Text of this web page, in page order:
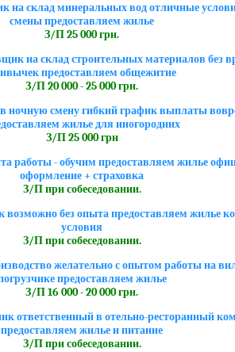
на склад минеральных вод отличные
смены предоставляем жилье
З/П 25 000 грн.
на склад строительных материалов без
предоставляем общежитие
З/П 20 000 - 25 000 грн.
ночную смену гибкий график выплаты
жилье для иногородних
З/П 25 000 грн
работы - обучим предоставляем жилье
оформление + страховка
З/П при собеседовании.
без опыта предоставляем жилье
условия
З/П при собеседовании.
желательно с опытом работы на
предоставляем жилье
З/П 16 000 - 20 000 грн.
ответственный в отельно-ресторанный
предоставляем жилье и питание
З/П при собеседовании.